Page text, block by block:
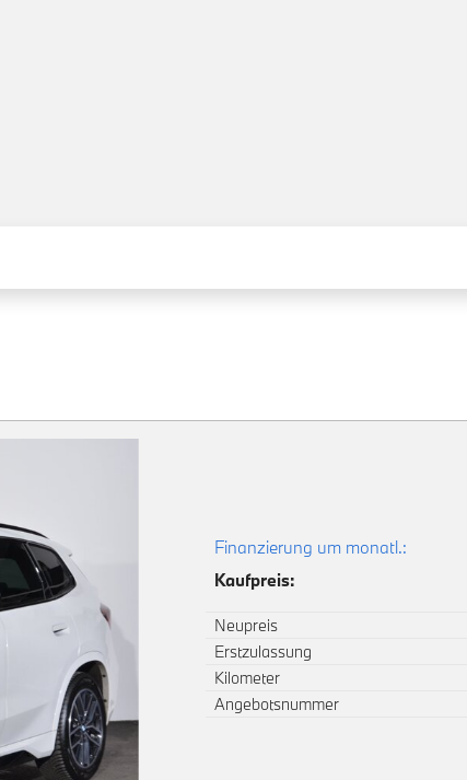
Finanzierung um monatl.:
Kaufpreis:
Neupreis
Erstzulassung
Kilometer
Angebotsnummer